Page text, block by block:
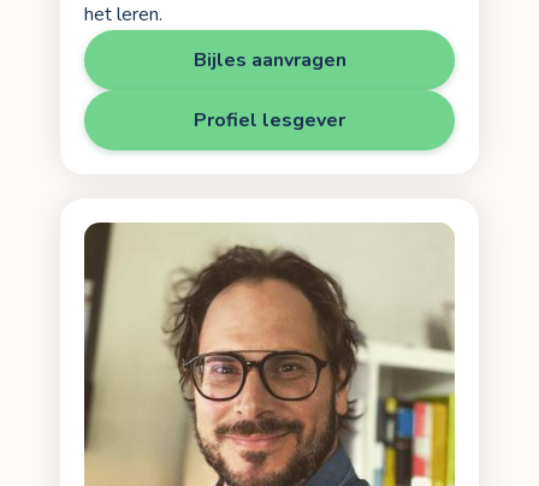
het leren.
Bijles aanvragen
Profiel lesgever